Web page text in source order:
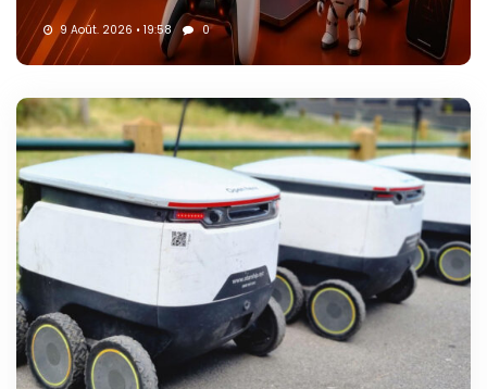
9 Août. 2026 • 19:58 0